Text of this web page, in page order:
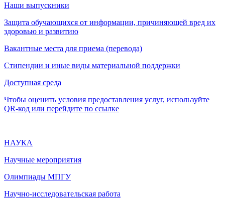
Наши выпускники
Защита обучающихся от информации, причиняющей вред их
здоровью и развитию
Вакантные места для приема (перевода)
Стипендии и иные виды материальной поддержки
Доступная среда
Чтобы оценить условия предоставления услуг, используйте
QR-код или перейдите по ссылке
НАУКА
Научные мероприятия
Олимпиады МПГУ
Научно-исследовательская работа